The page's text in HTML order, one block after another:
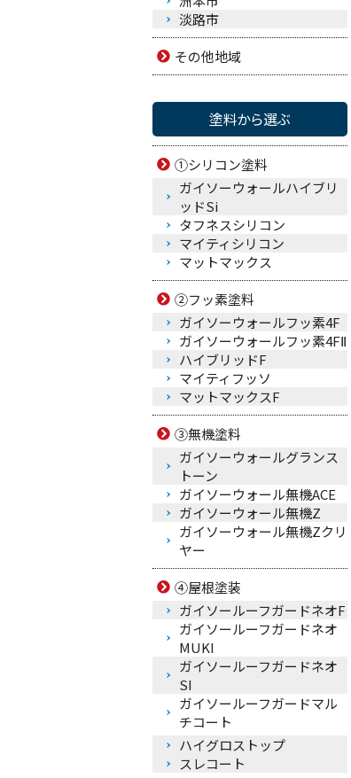
淡路市
その他地域
塗料から選ぶ
①シリコン塗料
ガイソーウォールハイブリ
ッドSi
タフネスシリコン
マイティシリコン
マットマックス
②フッ素塗料
ガイソーウォールフッ素4F
ガイソーウォールフッ素4FⅡ
ハイブリッドF
マイティフッソ
マットマックスF
③無機塗料
ガイソーウォールグランス
トーン
ガイソーウォール無機ACE
ガイソーウォール無機Z
ガイソーウォール無機Zクリ
ヤー
④屋根塗装
ガイソールーフガードネオF
ガイソールーフガードネオ
MUKI
ガイソールーフガードネオ
SI
ガイソールーフガードマル
チコート
ハイグロストップ
スレコート